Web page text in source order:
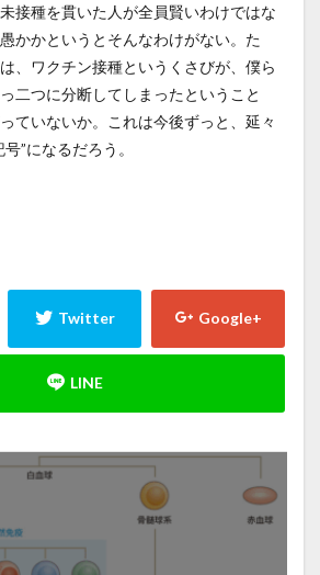
接種を貫いた人が全員賢いわけではな
かかというとそんなわけがない。た
、ワクチン接種というくさびが、僕ら
二つに分断してしまったということ
ていないか。これは今後ずっと、延々
”になるだろう。